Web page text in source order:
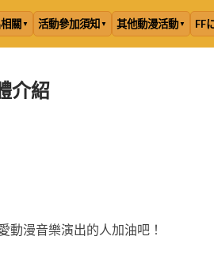
關 活動參加須知 其他動漫活動 FF
介紹
動漫音樂演出的人加油吧！